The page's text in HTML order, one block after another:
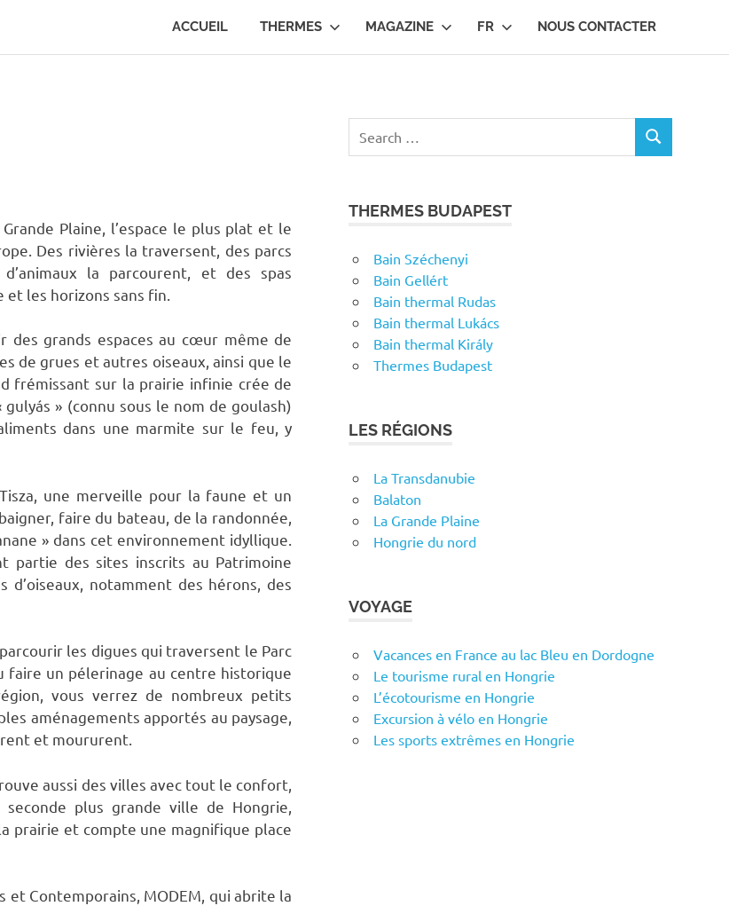
ACCUEIL THERMES MAGAZINE FR NOUS CONTACTER
Plaine, l’espace le plus plat et le
Des rivières la traversent, des parcs
la parcourent, et des spas
les horizons sans fin.
des grands espaces au cœur même de
de grues et autres oiseaux, ainsi que le
frémissant sur la prairie infinie crée de
» (connu sous le nom de goulash)
dans une marmite sur le feu, y
une merveille pour la faune et un
faire du bateau, de la randonnée,
» dans cet environnement idyllique.
partie des sites inscrits au Patrimoine
notamment des hérons, des
les digues qui traversent le Parc
faire un pélerinage au centre historique
vous verrez de nombreux petits
aménagements apportés au paysage,
et moururent.
aussi des villes avec tout le confort,
plus grande ville de Hongrie,
prairie et compte une magnifique place
Contemporains, MODEM, qui abrite la
for:
SEARCH
THERMES BUDAPEST
Bain Széchenyi
Bain Gellért
Bain thermal Rudas
Bain thermal Lukács
Bain thermal Király
Thermes Budapest
LES RÉGIONS
La Transdanubie
Balaton
La Grande Plaine
Hongrie du nord
VOYAGE
Vacances en France au lac Bleu en Dordogne
Le tourisme rural en Hongrie
L’écotourisme en Hongrie
Excursion à vélo en Hongrie
Les sports extrêmes en Hongrie